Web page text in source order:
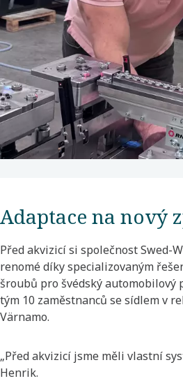
Adaptace na nový
Před akvizicí si společnost Swed-
renomé díky specializovaným
šroubů pro švédský automobilový
tým 10 zaměstnanců se sídlem v
Värnamo.
„Před akvizicí jsme měli vlastní
Henrik.